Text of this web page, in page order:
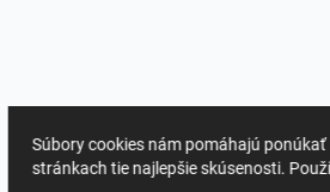
Súbory cookies nám pomáhajú
stránkach tie najlepšie skúsenosti.